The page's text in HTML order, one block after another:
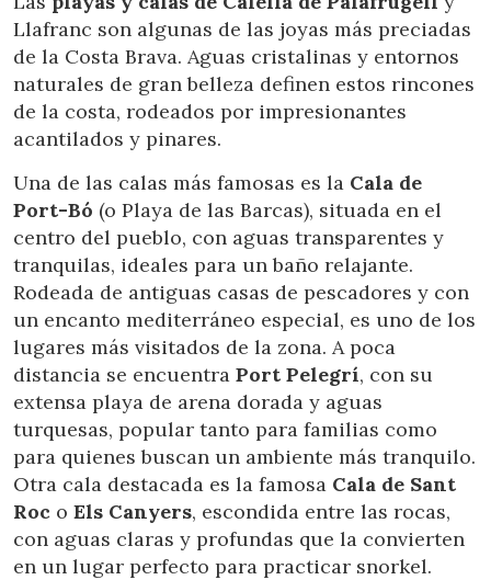
Llafranc son algunas de las joyas más preciadas
de la Costa Brava. Aguas cristalinas y entornos
naturales de gran belleza definen estos rincones
de la costa, rodeados por impresionantes
acantilados y pinares.
Una de las calas más famosas es la Cala de
Port-Bó (o Playa de las Barcas), situada en el
centro del pueblo, con aguas transparentes y
tranquilas, ideales para un baño relajante.
Rodeada de antiguas casas de pescadores y con
un encanto mediterráneo especial, es uno de los
lugares más visitados de la zona. A poca
distancia se encuentra Port Pelegrí, con su
extensa playa de arena dorada y aguas
turquesas, popular tanto para familias como
para quienes buscan un ambiente más tranquilo.
Otra cala destacada es la famosa Cala de Sant
Roc o Els Canyers, escondida entre las rocas,
con aguas claras y profundas que la convierten
en un lugar perfecto para practicar snorkel.